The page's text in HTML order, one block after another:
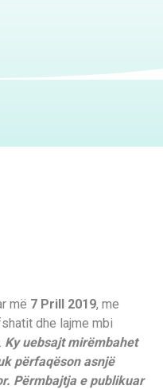
më 7 Prill 2019, me
dhe lajme mbi
Ky uebsajt mirëmbahet
përfaqëson asnjë
Përmbajtja e publikuar